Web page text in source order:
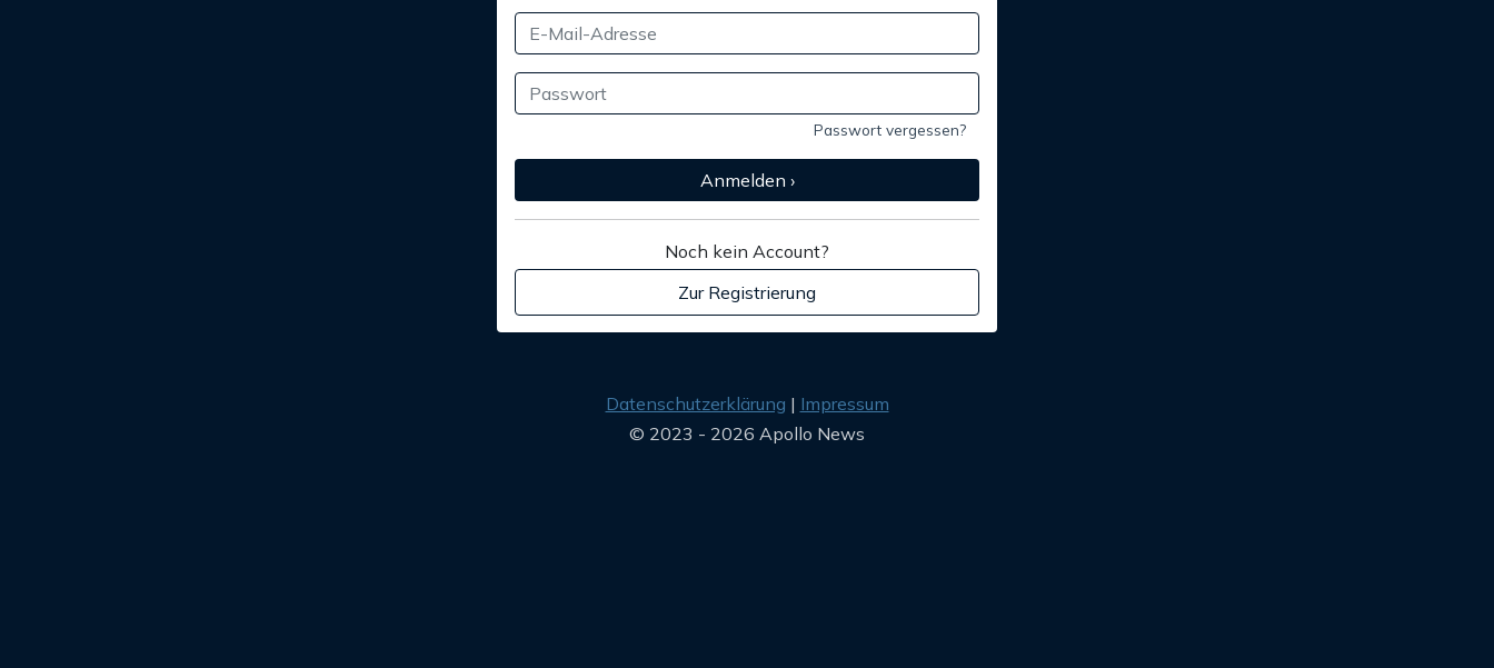
Passwort vergessen?
Anmelden ›
Noch kein Account?
Zur Registrierung
Datenschutzerklärung
Impressum
© 2023 - 2026 Apollo News